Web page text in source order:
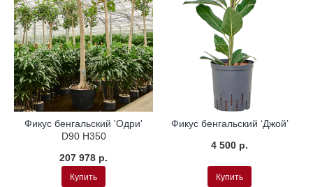
Гидропоника
Фикус бенгальский 'Одри'
D90 H350
207 978 р.
Купить
Гидропоника
Фикус бенгальский ‘Джой’
4 500 р.
Купить